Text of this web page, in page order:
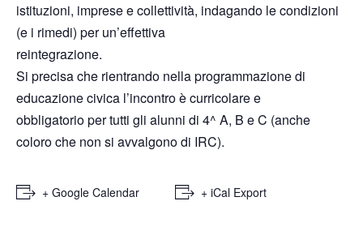
istituzioni, imprese e collettività, indagando le condizioni
(e i rimedi) per un’effettiva
reintegrazione.
Si precisa che rientrando nella programmazione di
educazione civica l’incontro è curricolare e
obbligatorio per tutti gli alunni di 4^ A, B e C (anche
coloro che non si avvalgono di IRC).
+ Google Calendar + iCal Export